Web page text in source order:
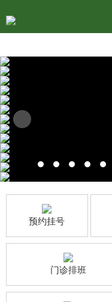
预约挂号
门诊排班